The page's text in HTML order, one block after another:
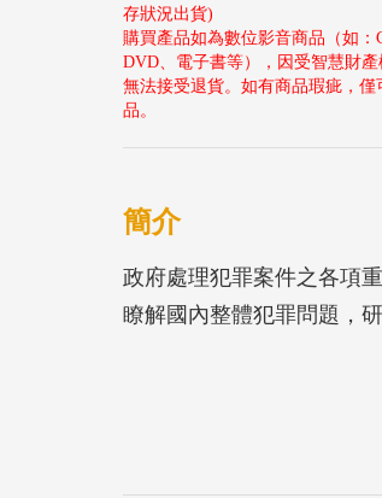
存狀況出貨)
購買產品如為數位影音商品（如：
DVD、電子書等），因受智慧財產
無法接受退貨。如有商品瑕疵，僅
品。
簡介
政府處理犯罪案件之各項
瞭解國內整體犯罪問題，